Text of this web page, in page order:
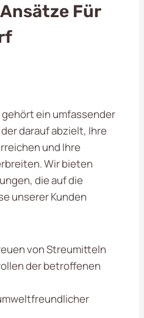
Für
ein umfassender
darauf abzielt, Ihre
und Ihre
Wir bieten
die auf die
unserer Kunden
von Streumitteln
der betroffenen